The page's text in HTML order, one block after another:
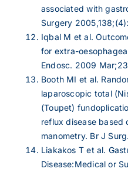
associated with
Surgery
Iqbal M et al.
for extra-
Endosc. 2009
Booth MI et al.
laparoscopic total
(Toupet)
reflux disease based
manometry. Br J
Liakakos T et al.
Disease:Medical or